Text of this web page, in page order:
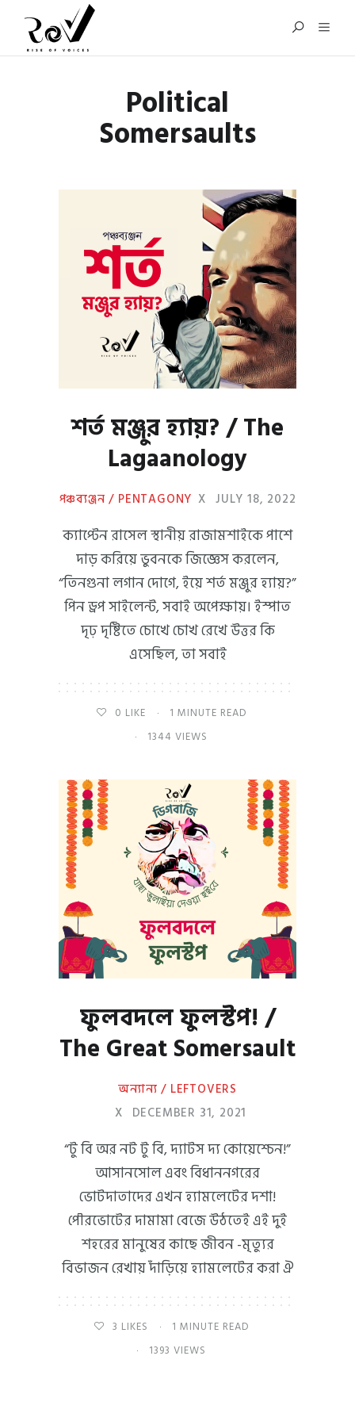
Political
Somersaults
শর্ত মঞ্জুর হ্যায়? / The
Lagaanology
পঞ্চব্যঞ্জন / PENTAGONY X JULY 18, 2022
ক্যাপ্টেন রাসেল স্থানীয় রাজামশাইকে পাশে
দাড় করিয়ে ভুবনকে জিজ্ঞেস করলেন,
“তিনগুনা লগান দোগে, ইয়ে শর্ত মঞ্জুর হ্যায়?”
পিন ড্রপ সাইলেন্ট, সবাই অপেক্ষায়। ইস্পাত
দৃঢ় দৃষ্টিতে চোখে চোখ রেখে উত্তর কি
এসেছিল, তা সবাই
0 LIKE
1 MINUTE READ
1344 VIEWS
ফুলবদলে ফুলস্টপ! /
The Great Somersault
অন্যান্য / LEFTOVERS
X DECEMBER 31, 2021
“টু বি অর নট টু বি, দ্যাটস দ্য কোয়েশ্চেন!”
আসানসোল এবং বিধাননগরের
ভোটদাতাদের এখন হ্যামলেটের দশা!
পৌরভোটের দামামা বেজে উঠতেই এই দুই
শহরের মানুষের কাছে জীবন -মৃত্যুর
বিভাজন রেখায় দাঁড়িয়ে হ্যামলেটের করা ঐ
3 LIKES
1 MINUTE READ
1393 VIEWS